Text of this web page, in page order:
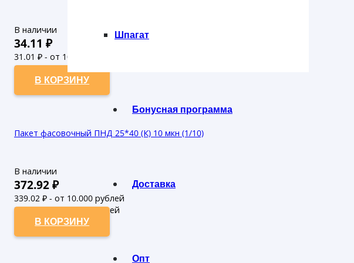
Шпагат
Бонусная программа
Доставка
Опт
В наличии
34.11 ₽
31.01 ₽ - от 10.000 рублей
28.19₽ - от 50.000 рублей
В КОРЗИНУ
Пакет фасовочный ПНД 25*40 (К) 10 мкн (1/10)
В наличии
372.92₽
339.02 ₽ - от 10.000 рублей
308.2₽ - от 50.000 рублей
В КОРЗИНУ